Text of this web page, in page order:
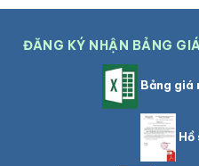
ĐĂNG KÝ NHẬN BẢNG
Bảng
Hồ